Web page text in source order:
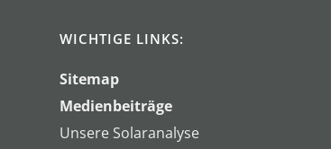
WICHTIGE LINKS:
Sitemap
Medienbeiträge
Unsere Solaranalyse